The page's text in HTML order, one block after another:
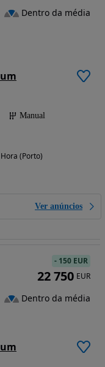
Manual
(Porto)
Ver anúncios
Dentro da média
- 150 EUR
22 750 EUR
Dentro da média